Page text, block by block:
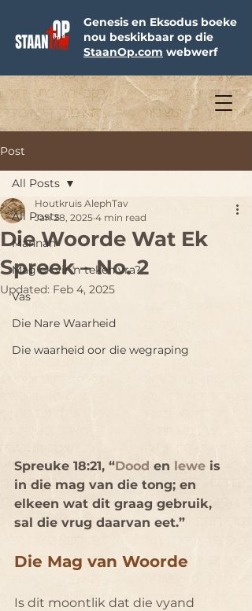
Genesis en Eksodus boeke
nou beskikbaar op die
StaanOp.com webwerf
Post
All Posts
Mannah
Mag ek vir ŉ teken vra?
Vas
Die Nare Waarheid
Die waarheid oor die wegraping
All Posts
Die Woorde Wat Ek
Spreek – No. 2
Houtkruis AlephTav
Jan 28, 2025 4 min read
Updated: Feb 4, 2025
Spreuke 18:21, “Dood en lewe is
in die mag van die tong; en
elkeen wat dit graag gebruik,
sal die vrug daarvan eet.”
Die Mag van Woorde
Is dit moontlik dat die vyand